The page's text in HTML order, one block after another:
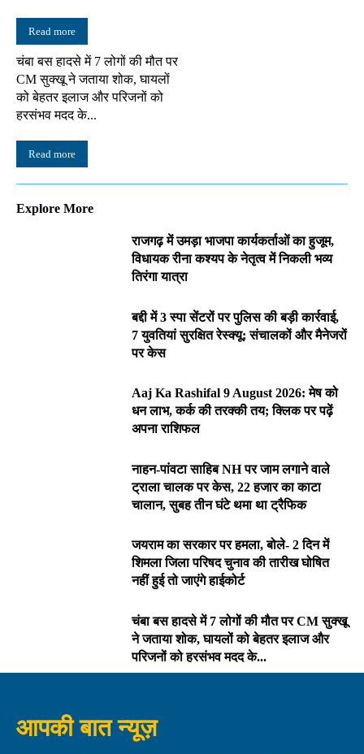
Read more
चंबा बस हादसे में 7 लोगों की मौत पर
CM सुक्खू ने जताया शोक, घायलों
को बेहतर इलाज और परिजनों को
हरसंभव मदद के...
Read more
Explore More
राजगढ़ में उमड़ा भाजपा कार्यकर्ताओं का हुजूम,
विधायक रीना कश्यप के नेतृत्व में निकली भव्य
तिरंगा यात्रा
बद्दी में 3 स्पा सेंटरों पर पुलिस की बड़ी कार्रवाई,
7 युवतियां सुरक्षित रेस्क्यू; संचालकों और मैनेजरों
पर केस
Aaj Ka Rashifal 9 August 2026: मेष को
धन लाभ, कर्क की तरक्की तय; क्लिक पर पढ़ें
अपना राशिफल
नाहन-पांवटा साहिब NH पर जाम लगाने वाले
ट्राला चालक पर केस, 22 हजार का काटा
चालान, सुबह तीन घंटे थमा था ट्रैफिक
जयराम का सरकार पर हमला, बोले- 2 दिन में
शिमला जिला परिषद चुनाव की तारीख घोषित
नहीं हुई तो जाएंगे हाईकोर्ट
चंबा बस हादसे में 7 लोगों की मौत पर CM सुक्खू
ने जताया शोक, घायलों को बेहतर इलाज और
परिजनों को हरसंभव मदद के...
आपकी बात न्यूज़